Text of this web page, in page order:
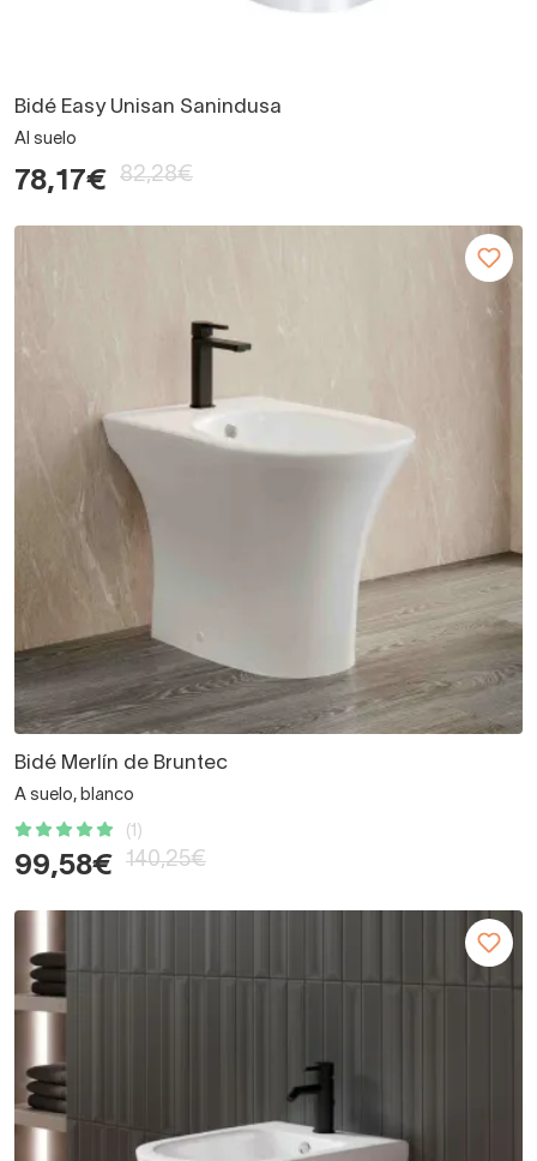
Bidé Easy Unisan Sanindusa
Al suelo
78,17€ 82,28€
Bidé Merlín de Bruntec
A suelo, blanco
(1)
99,58€ 140,25€